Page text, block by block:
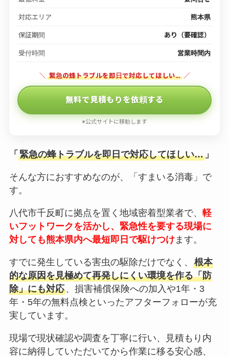
対応エリア 熊本県
保証期間 あり（要確認）
受付時間 営業時間内
＼ 緊急の蜂トラブルを即日で対応してほしい… ／
無料で見積もりを依頼する
※公式サイトに移動します
「 緊急の蜂トラブルを即日で対応してほしい…」
そんな方におすすめなのが、「すまいる消毒」で
す。
八代市千反町に拠点を置く地域密着型業者で、 軽
いフットワークを活かし、緊急性を要する現場に
対しても熊本県内へ最短即日で駆けつけます。
すでに発生している害虫の駆除だけでなく、 根本
的な原因を見極めて再発しにくい環境を作る「防
除」にも対応、損害補償保険への加入や1年・3
年・5年の無料点検といったアフターフォローが充
実しています。
現場で現状確認や調査を丁寧に行い、見積もり内
容に納得していただいてから作業に移る安心感、